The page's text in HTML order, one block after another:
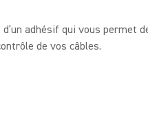
adhésif qui vous permet
de vos câbles.